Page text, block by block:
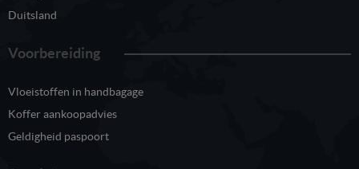
Duitsland
Voorbereiding
Vloeistoffen in handbagage
Koffer aankoopadvies
Geldigheid paspoort